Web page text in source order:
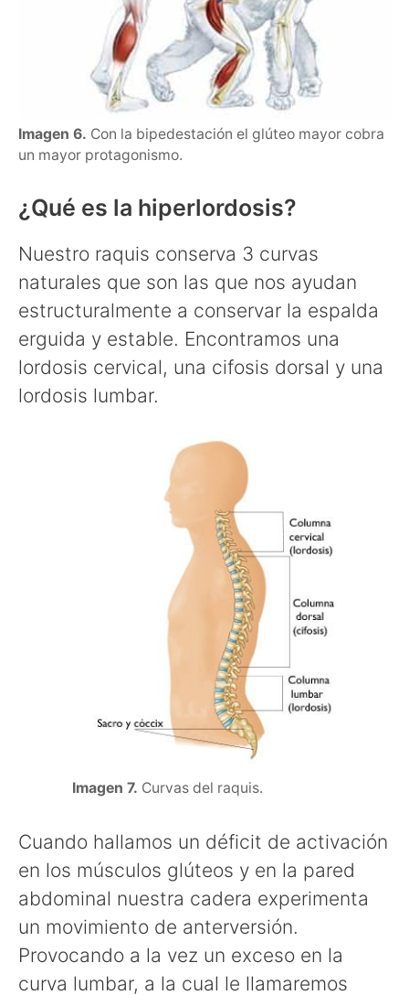
Imagen 6. Con la bipedestación el glúteo mayor cobra
un mayor protagonismo.
¿Qué es la hiperlordosis?
Nuestro raquis conserva 3 curvas
naturales que son las que nos ayudan
estructuralmente a conservar la espalda
erguida y estable. Encontramos una
lordosis cervical, una cifosis dorsal y una
lordosis lumbar.
Imagen 7. Curvas del raquis.
Cuando hallamos un déficit de activación
en los músculos glúteos y en la pared
abdominal nuestra cadera experimenta
un movimiento de anterversión.
Provocando a la vez un exceso en la
curva lumbar, a la cual le llamaremos